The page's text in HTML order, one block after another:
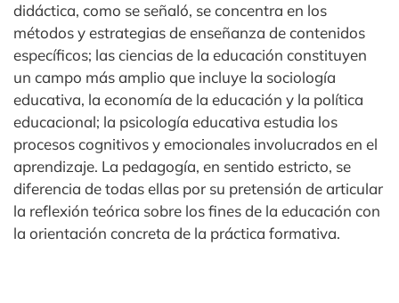
didáctica, como se señaló, se concentra en los
métodos y estrategias de enseñanza de contenidos
específicos; las ciencias de la educación constituyen
un campo más amplio que incluye la sociología
educativa, la economía de la educación y la política
educacional; la psicología educativa estudia los
procesos cognitivos y emocionales involucrados en el
aprendizaje. La pedagogía, en sentido estricto, se
diferencia de todas ellas por su pretensión de articular
la reflexión teórica sobre los fines de la educación con
la orientación concreta de la práctica formativa.